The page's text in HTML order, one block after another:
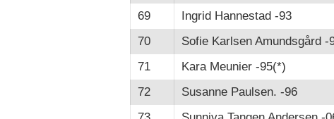
69
Ingrid Hannestad -93
70
Sofie Karlsen Amundsgård -
71
Kara Meunier -95(*)
72
Susanne Paulsen. -96